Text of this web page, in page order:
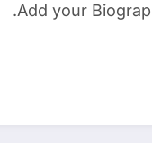
Add your